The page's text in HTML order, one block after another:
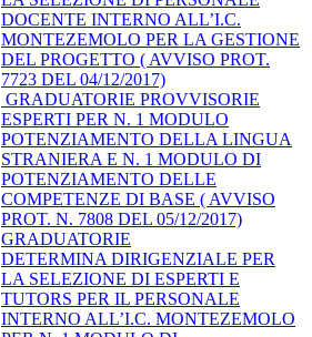
DOCENTE INTERNO ALL’I.C.
MONTEZEMOLO PER LA GESTIONE
DEL PROGETTO ( AVVISO PROT.
7723 DEL 04/12/2017)
​ GRADUATORIE PROVVISORIE
ESPERTI PER N. 1 MODULO
POTENZIAMENTO DELLA LINGUA
STRANIERA E N. 1 MODULO DI
POTENZIAMENTO DELLE
COMPETENZE DI BASE ( AVVISO
PROT. N. 7808 DEL 05/12/2017)
GRADUATORIE
DETERMINA DIRIGENZIALE PER
LA SELEZIONE DI ESPERTI E
TUTORS PER IL PERSONALE
INTERNO ALL’I.C. MONTEZEMOLO